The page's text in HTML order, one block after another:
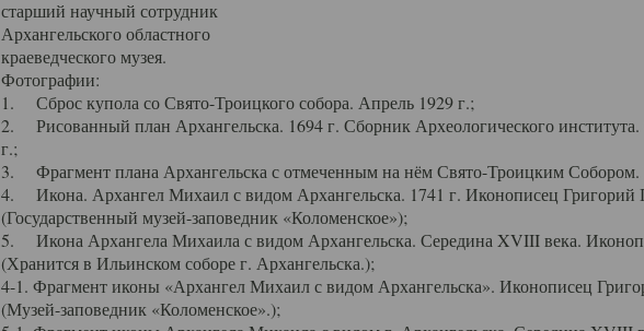
старший научный сотрудник
Архангельского областного
краеведческого музея.
Фотографии:
1. Сброс купола со Свято-Троицкого собора. Апрель 1929 г.;
2. Рисованный план Архангельска. 1694 г. Сборник Археологического института.
г.;
3. Фрагмент плана Архангельска с отмеченным на нём Свято-Троицким
4. Икона. Архангел Михаил с видом Архангельска. 1741 г. Иконописец Григорий
(Государственный музей-заповедник «Коломенское»);
5. Икона Архангела Михаила с видом Архангельска. Середина XVIII века.
(Хранится в Ильинском соборе г. Архангельска.);
4-1. Фрагмент иконы «Архангел Михаил с видом Архангельска». Иконописец
(Музей-заповедник «Коломенское».);